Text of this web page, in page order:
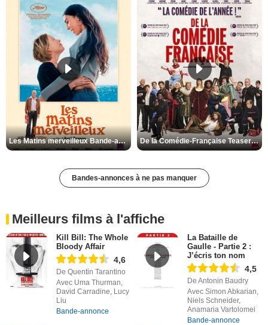
Les Matins merveilleux Bande-annonce VF De la Comédie-Française Teaser VF
Bandes-annonces à ne pas manquer
Meilleurs films à l'affiche
Kill Bill: The Whole
Bloody Affair
4,6
De Quentin Tarantino
Avec Uma Thurman,
David Carradine, Lucy
Liu
Bande-annonce
La Bataille de
Gaulle - Partie 2 :
J’écris ton nom
4,5
De Antonin Baudry
Avec Simon Abkarian,
Niels Schneider,
Anamaria Vartolomei
Bande-annonce